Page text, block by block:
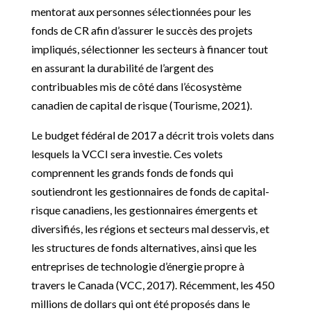
mentorat aux personnes sélectionnées pour les
fonds de CR afin d’assurer le succès des projets
impliqués, sélectionner les secteurs à financer tout
en assurant la durabilité de l’argent des
contribuables mis de côté dans l’écosystème
canadien de capital de risque (Tourisme, 2021).
Le budget fédéral de 2017 a décrit trois volets dans
lesquels la VCCI sera investie. Ces volets
comprennent les grands fonds de fonds qui
soutiendront les gestionnaires de fonds de capital-
risque canadiens, les gestionnaires émergents et
diversifiés, les régions et secteurs mal desservis, et
les structures de fonds alternatives, ainsi que les
entreprises de technologie d’énergie propre à
travers le Canada (VCC, 2017). Récemment, les 450
millions de dollars qui ont été proposés dans le